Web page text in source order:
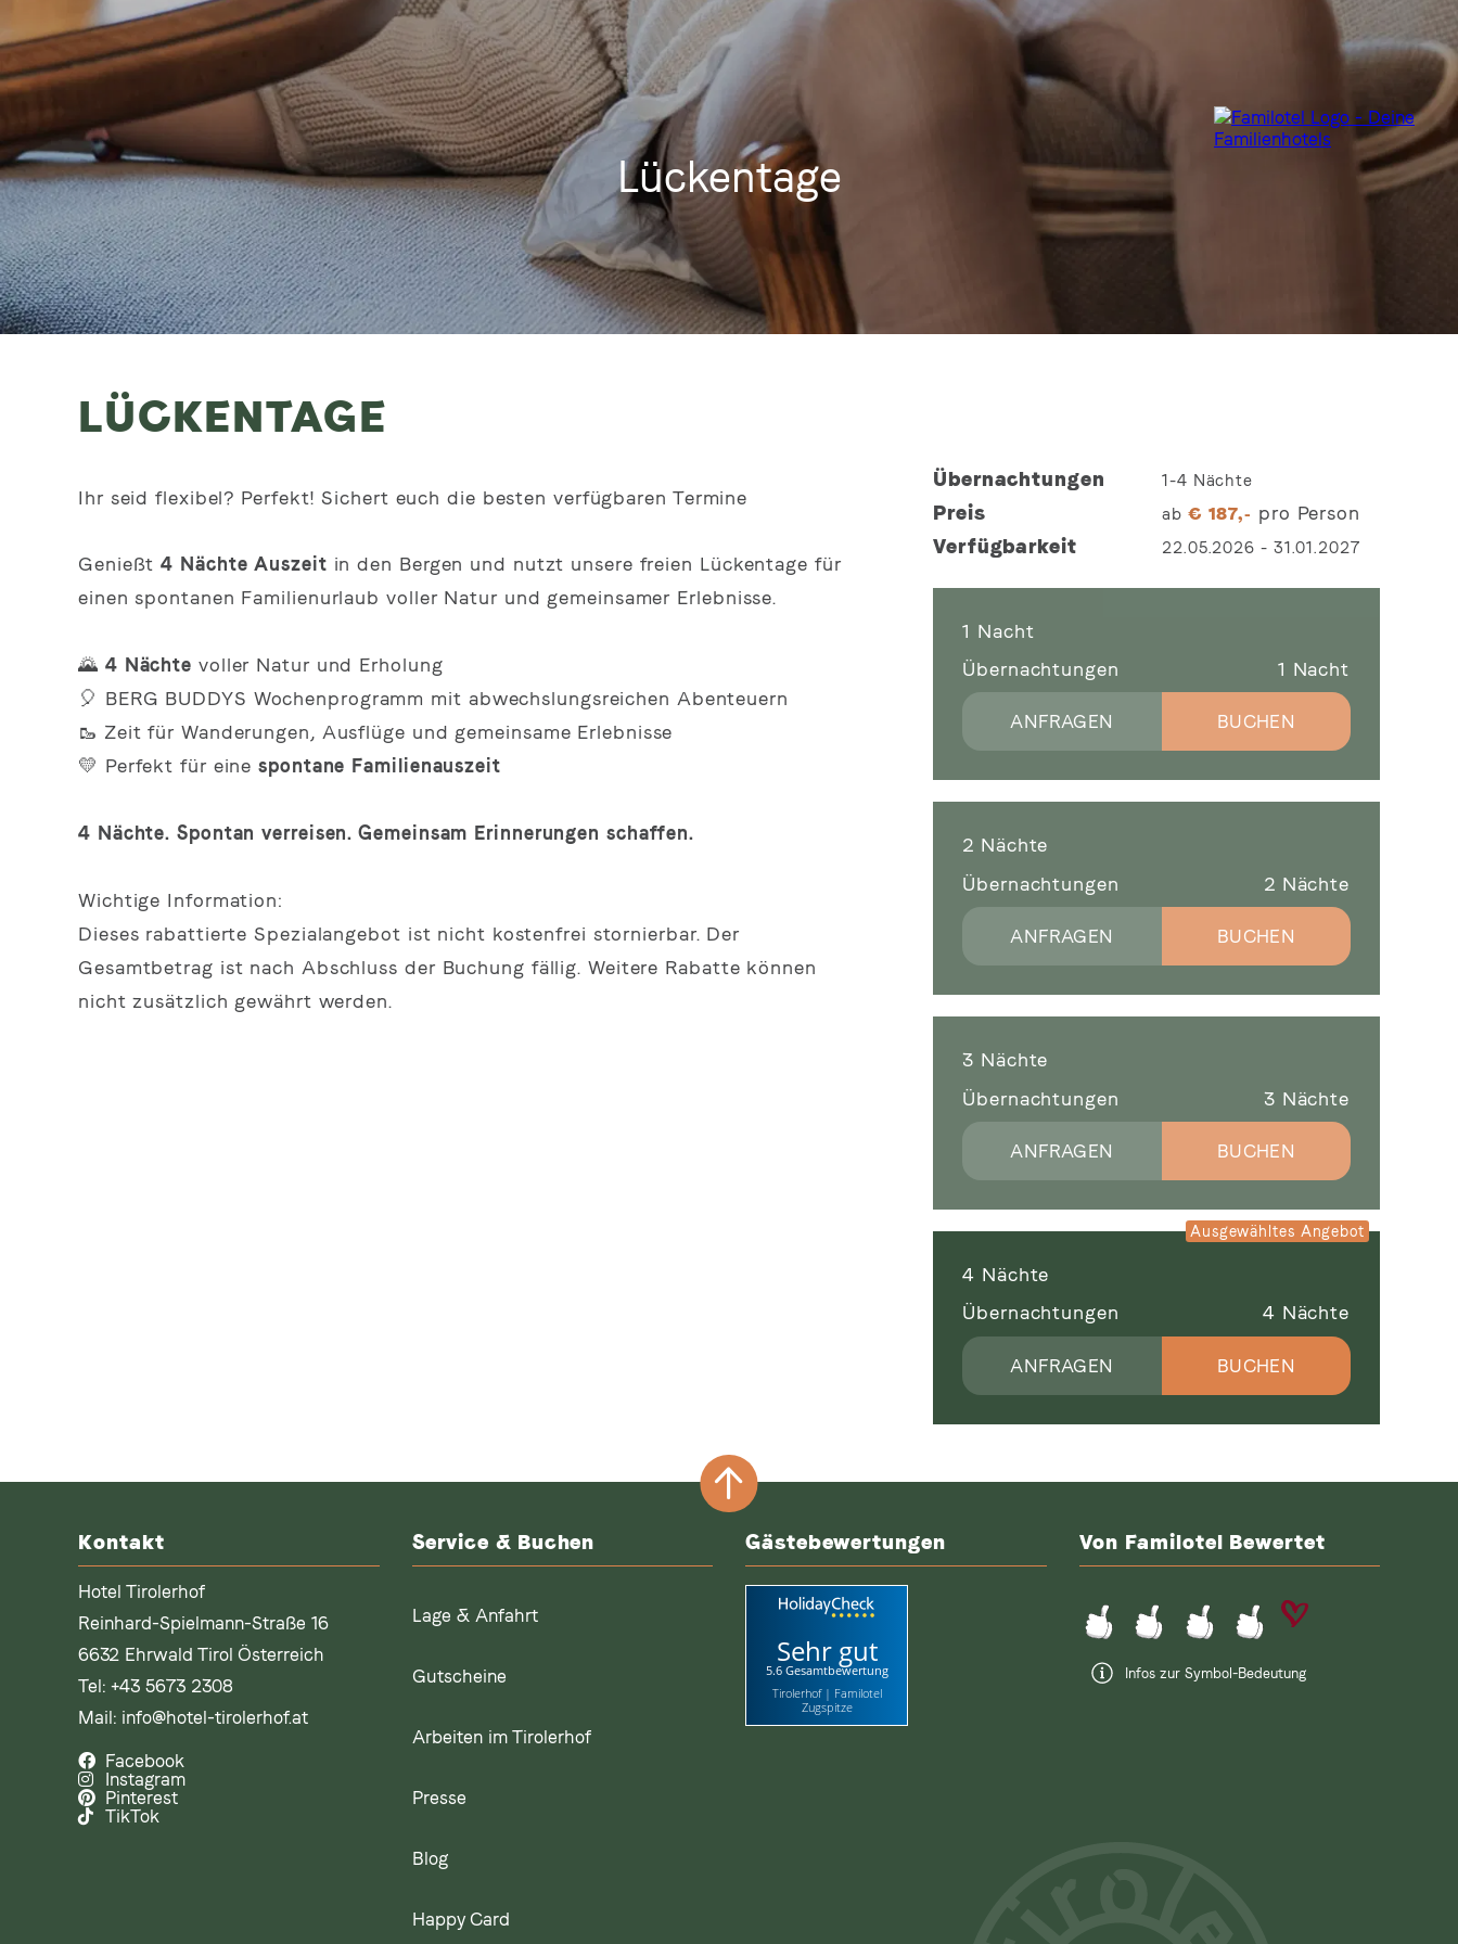
Lückentage
LÜCKENTAGE
Ihr seid flexibel? Perfekt! Sichert euch die besten verfügbaren Termine
Genießt 4 Nächte Auszeit in den Bergen und nutzt unsere freien Lückentage für
einen spontanen Familienurlaub voller Natur und gemeinsamer Erlebnisse.
🌄 4 Nächte voller Natur und Erholung
🎈 BERG BUDDYS Wochenprogramm mit abwechslungsreichen Abenteuern
🥾 Zeit für Wanderungen, Ausflüge und gemeinsame Erlebnisse
💛 Perfekt für eine spontane Familienauszeit
4 Nächte. Spontan verreisen. Gemeinsam Erinnerungen schaffen.
Wichtige Information:
Dieses rabattierte Spezialangebot ist nicht kostenfrei stornierbar. Der
Gesamtbetrag ist nach Abschluss der Buchung fällig. Weitere Rabatte können
nicht zusätzlich gewährt werden.
Übernachtungen 1-4 Nächte
Preis ab € 187,- pro Person
Verfügbarkeit
22.05.2026 - 31.01.2027
1 Nacht
Übernachtungen
1 Nacht
BUCHEN
ANFRAGEN
2 Nächte
Übernachtungen
2 Nächte
BUCHEN
ANFRAGEN
3 Nächte
Übernachtungen
3 Nächte
BUCHEN
ANFRAGEN
4 Nächte
Übernachtungen
4 Nächte
BUCHEN
ANFRAGEN
Kontakt
Hotel Tirolerhof
Reinhard-Spielmann-Straße 16
6632 Ehrwald Tirol Österreich
Tel: +43 5673 2308
Mail: info@hotel-tirolerhof.at
Facebook
Instagram
Pinterest
TikTok
Service & Buchen
Lage & Anfahrt
Gutscheine
Arbeiten im Tirolerhof
Presse
Blog
Happy Card
Gästebewertungen
Sehr gut
5.6 Gesamtbewertung
Tirolerhof | Familotel
Zugspitze
Von Familotel Bewertet
Infos zur Symbol-Bedeutung